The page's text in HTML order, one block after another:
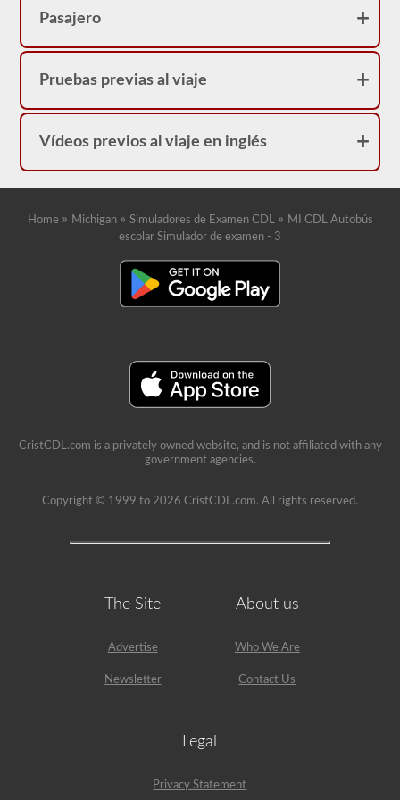
dependen
ti.
Pasajero
Pruebas previas al viaje
Vídeos previos al viaje en inglés
Home » Michigan » Simuladores de Examen CDL » MI CDL Autobús
escolar Simulador de examen - 3
CristCDL.com is a privately owned website, and is not affiliated with any
government agencies.
Copyright © 1999 to 2026 CristCDL.com. All rights reserved.
The Site
Advertise
Newsletter
About us
Who We Are
Contact Us
Legal
Privacy Statement